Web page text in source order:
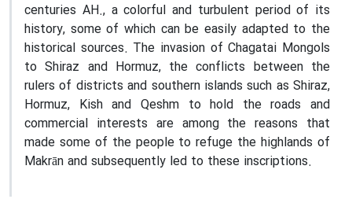
centuries AH., a colorful and turbulent period of its
history, some of which can be easily adapted to the
historical sources. The invasion of Chagatai Mongols
to Shiraz and Hormuz, the conflicts between the
rulers of districts and southern islands such as Shiraz,
Hormuz, Kish and Qeshm to hold the roads and
commercial interests are among the reasons that
made some of the people to refuge the highlands of
Makrān and subsequently led to these inscriptions.